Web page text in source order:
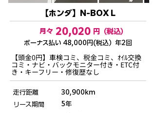
【ホンダ】N-BOX L
20,020 円（税込）
​ボーナス払い 48,000円(税込）年2回
【頭金0円】車検コミ、税金コミ、ｵｲﾙ交換
コミ・ナビ・バックモニター付き・ETC付
き・キーフリー・修復歴なし
月々
走行距離
リース期間
30,900km
5年